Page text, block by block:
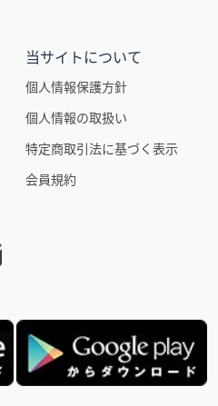
当サイトについて
個人情報保護方針
個人情報の取扱い
特定商取引法に基づく表示
会員規約